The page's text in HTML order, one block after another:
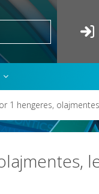
1 hengeres,